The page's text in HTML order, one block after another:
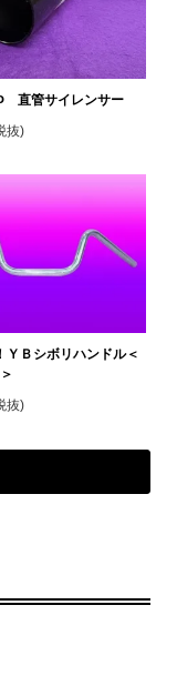
直管サイレンサー
抜)
ＹＢシボリハンドル＜
抜)